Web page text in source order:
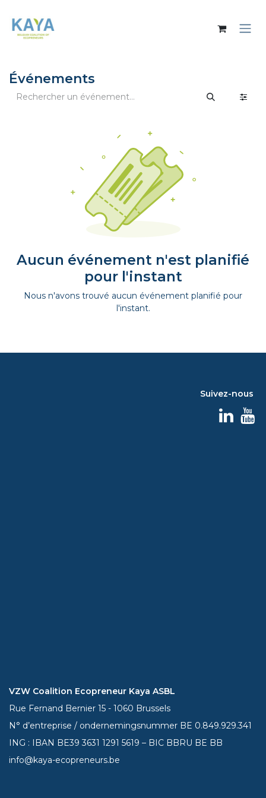
Événements
Aucun événement n'est planifié
pour l'instant
Nous n'avons trouvé aucun événement planifié pour
l'instant.
Suivez-nous
VZW Coalition Ecopreneur Kaya ASBL
Rue Fernand Bernier 15 - 1060 Brussels
N° d’entreprise / ondernemingsnummer BE 0.849.929.341
ING : IBAN BE393631 1291 5619 – BIC BBRU BE BB
info@kaya-ecopreneurs.be